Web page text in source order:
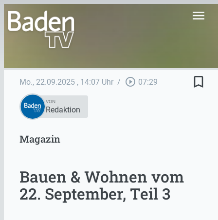
menu
Mo., 22.09.2025 , 14:07 Uhr / play_circle_outline 07:29 bookmark_border
VON
Redaktion
Magazin
Bauen & Wohnen vom
22. September, Teil 3